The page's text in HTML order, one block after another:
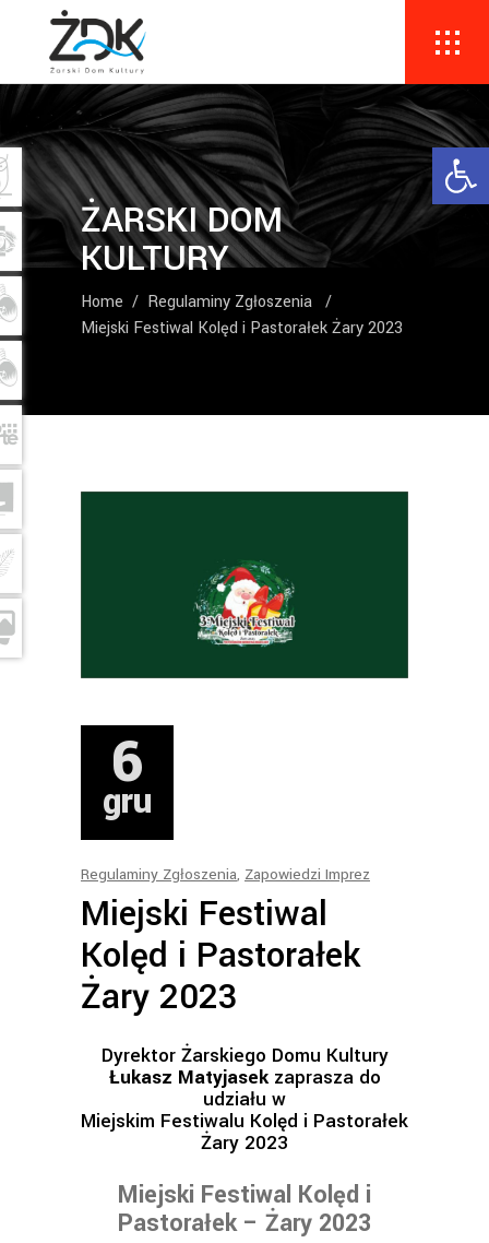
ŻARSKI DOM
KULTURY
Home / Regulaminy Zgłoszenia /
Miejski Festiwal Kolęd i Pastorałek Żary 2023
6
gru
Regulaminy Zgłoszenia, Zapowiedzi Imprez
Miejski Festiwal
Kolęd i Pastorałek
Żary 2023
Dyrektor Żarskiego Domu Kultury
Łukasz Matyjasekzaprasza do
udziału w
Miejskim Festiwalu Kolęd i Pastorałek
Żary 2023
Miejski Festiwal Kolęd i
Pastorałek – Żary 2023